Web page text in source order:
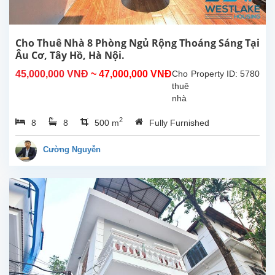
Hồ,
Hà
Nội.
5
rộng
rãi4...
Cho Thuê Nhà 8 Phòng Ngủ Rộng Thoáng Sáng Tại
Âu Cơ, Tây Hồ, Hà Nội.
45,000,000 VNĐ ~ 47,000,000 VNĐ Property ID: 5780
Cho
thuê
nhà
phòng
ngủ
tại
Âu
Cơ,
Tây
Hồ,
Hà
Nội.
Tổng
8 8 500 m2 Fully Furnished
Cường Nguyễn